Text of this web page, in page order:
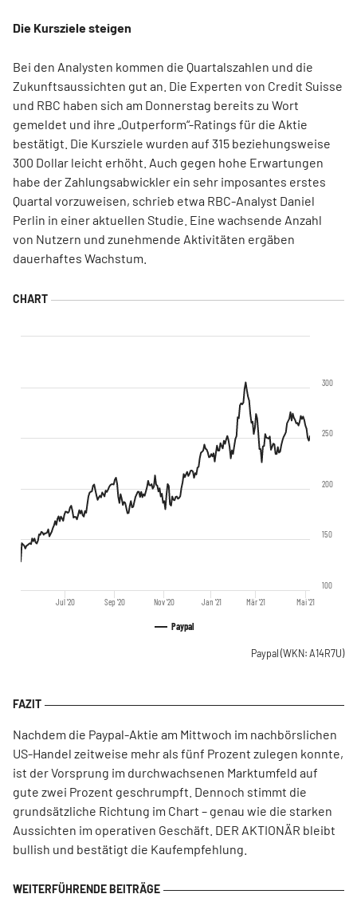
Die Kursziele steigen
Bei den Analysten kommen die Quartalszahlen und die
Zukunftsaussichten gut an. Die Experten von Credit Suisse
und RBC haben sich am Donnerstag bereits zu Wort
gemeldet und ihre „Outperform“-Ratings für die Aktie
bestätigt. Die Kursziele wurden auf 315 beziehungsweise
300 Dollar leicht erhöht. Auch gegen hohe Erwartungen
habe der Zahlungsabwickler ein sehr imposantes erstes
Quartal vorzuweisen, schrieb etwa RBC-Analyst Daniel
Perlin in einer aktuellen Studie. Eine wachsende Anzahl
von Nutzern und zunehmende Aktivitäten ergäben
dauerhaftes Wachstum.
Paypal
Jul '20 Sep '20 Nov '20 Jan '21 Mär '21 Mai '21
100
150
200
250
300
Paypal (WKN: A14R7U)
Nachdem die Paypal-Aktie am Mittwoch im nachbörslichen
US-Handel zeitweise mehr als fünf Prozent zulegen konnte,
ist der Vorsprung im durchwachsenen Marktumfeld auf
gute zwei Prozent geschrumpft. Dennoch stimmt die
grundsätzliche Richtung im Chart – genau wie die starken
Aussichten im operativen Geschäft. DER AKTIONÄR bleibt
bullish und bestätigt die Kaufempfehlung.